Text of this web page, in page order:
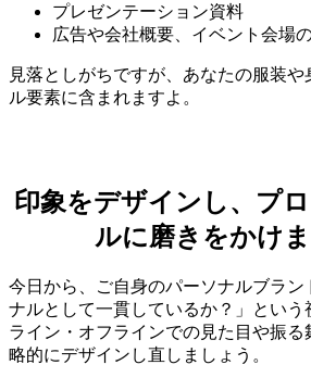
プレゼンテーション資料
広告や会社概要、イベント会場
見落としがちですが、あなたの服装
ル要素に含まれますよ。
印象をデザインし、プ
ルに磨きをかけ
今日から、ご自身のパーソナルブラン
ナルとして一貫しているか？」という
ライン・オフラインでの見た目や振
略的にデザインし直しましょう。